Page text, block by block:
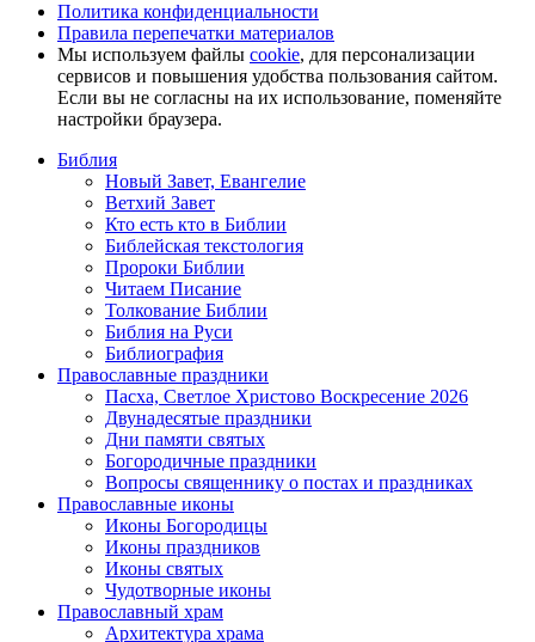
Политика конфиденциальности
Правила перепечатки материалов
Мы используем файлы cookie, для персонализации
сервисов и повышения удобства пользования сайтом.
Если вы не согласны на их использование, поменяйте
настройки браузера.
Библия
Новый Завет, Евангелие
Ветхий Завет
Кто есть кто в Библии
Библейская текстология
Пророки Библии
Читаем Писание
Толкование Библии
Библия на Руси
Библиография
Православные праздники
Пасха, Светлое Христово Воскресение 2026
Двунадесятые праздники
Дни памяти святых
Богородичные праздники
Вопросы священнику о постах и праздниках
Православные иконы
Иконы Богородицы
Иконы праздников
Иконы святых
Чудотворные иконы
Православный храм
Архитектура храма